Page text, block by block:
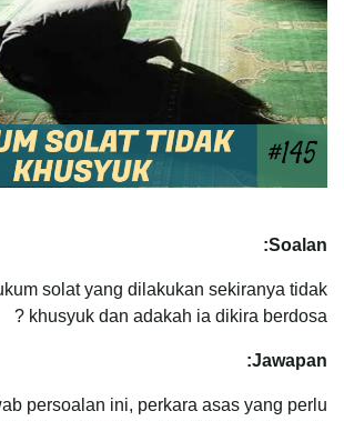
Soalan:
solat yang dilakukan sekiranya tidak
khusyuk dan adakah ia dikira berdosa ?
Jawapan:
persoalan ini, perkara asas yang perlu